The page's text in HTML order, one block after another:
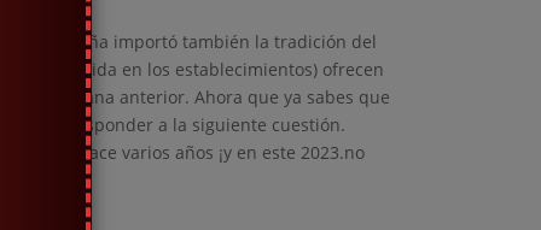
España importó también la tradición del
gran medida en los establecimientos) ofrecen
de semana anterior. Ahora que ya sabes que
a responder a la siguiente cuestión.
desde hace varios años ¡y en este 2023.no